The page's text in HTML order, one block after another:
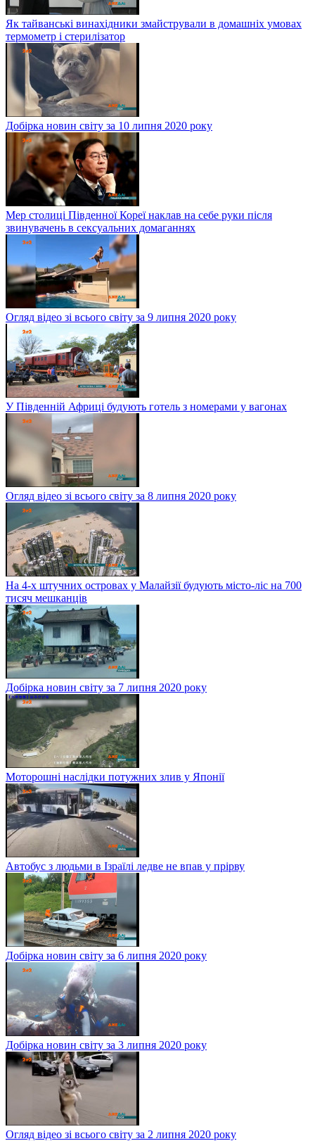
Як тайванські винахідники змайстрували в домашніх умовах
термометр і стерилізатор
Добірка новин світу за 10 липня 2020 року
Мер столиці Південної Кореї наклав на себе руки після
звинувачень в сексуальних домаганнях
Огляд відео зі всього світу за 9 липня 2020 року
У Південній Африці будують готель з номерами у вагонах
Огляд відео зі всього світу за 8 липня 2020 року
На 4-х штучних островах у Малайзії будують місто-ліс на 700
тисяч мешканців
Добірка новин світу за 7 липня 2020 року
Моторошні наслідки потужних злив у Японії
Автобус з людьми в Ізраїлі ледве не впав у прірву
Добірка новин світу за 6 липня 2020 року
Добірка новин світу за 3 липня 2020 року
Огляд відео зі всього світу за 2 липня 2020 року